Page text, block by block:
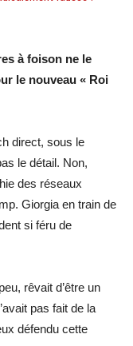
à foison ne le
le nouveau « Roi
direct, sous le
le détail. Non,
des réseaux
Giorgia en train de
si féru de
rêvait d’être un
pas fait de la
défendu cette